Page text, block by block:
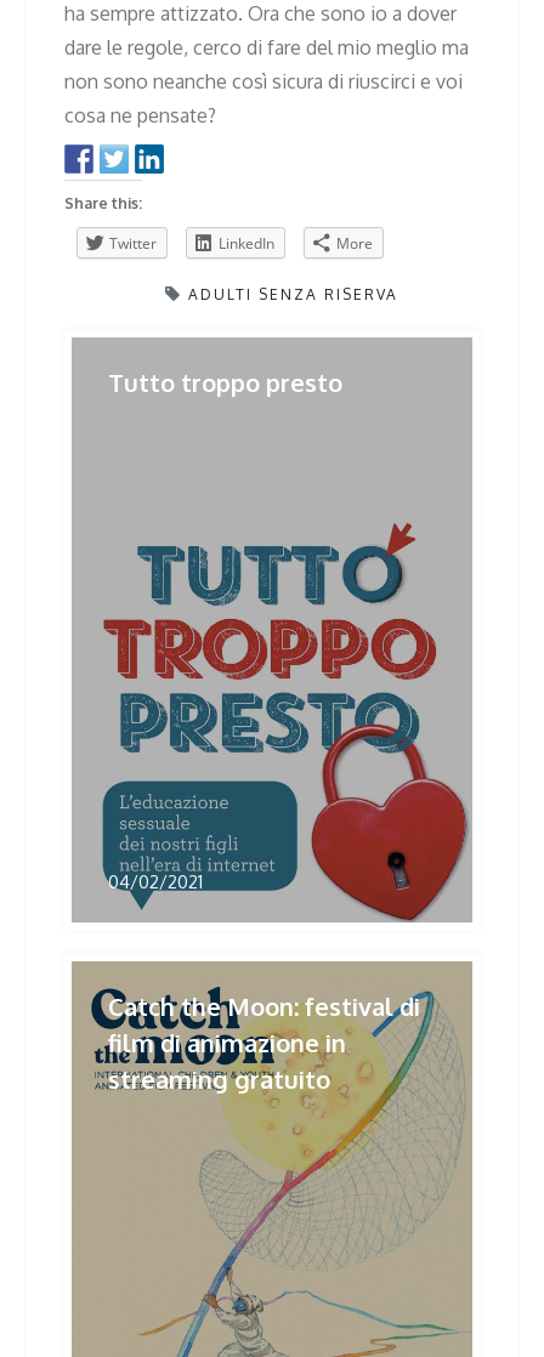
ha sempre attizzato. Ora che sono io a dover
dare le regole, cerco di fare del mio meglio ma
non sono neanche così sicura di riuscirci e voi
cosa ne pensate?
Share this:
Twitter LinkedIn More
ADULTI SENZA RISERVA
PostPrevious Previous
Tutto troppo presto
04/02/2021
Catch the Moon: festival di
film di animazione in
streaming gratuito